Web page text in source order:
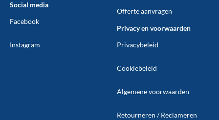
Social media
Facebook
Instagram
Offerte aanvragen
Privacy en voorwaarden
Privacybeleid
Cookiebeleid
Algemene voorwaarden
Retourneren / Reclameren